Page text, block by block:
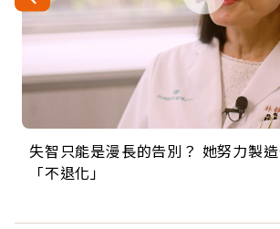
失智只能是漫長的告別？ 她努力製
「不退化」
來自剛果的巧克力神父 為台灣奉獻
的家，我連作夢都講台語！」
63歲卸矽谷副總、搬回台灣找快樂
丑」走進安養院，逗樂上萬爺奶：退
104歲打破金氏世界紀錄 成為全球最
手，分享長壽的秘密原來是「這個」
事業巔峰他選擇追夢…黑手阿伯拉小
巨蛋！連CNN都大讚！